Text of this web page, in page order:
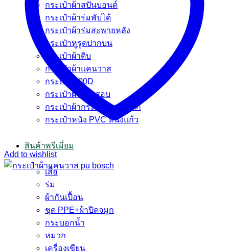
กระเป๋าผ้าสปันบอนด์
กระเป๋าผ้าร่มพับได้
กระเป๋าผ้าร่มสะพายหลัง
กระเป๋าหูรูดปากบน
กระเป๋าผ้าดิบ
กระเป๋าผ้าแคนวาส
กระเป๋า 600D
กระเป๋าผ้ากระสอบ
กระเป๋าผ้ากระสอบพลาสติก
กระเป๋าหนัง PVC หนังแก้ว
สินค้าพรีเมี่ยม
เสื้อ
ร่ม
ผ้ากันเปื้อน
ชุด PPE+ผ้าปิดจมูก
กระบอกน้ำ
หมวก
เครื่องเขียน
Add to wishlist